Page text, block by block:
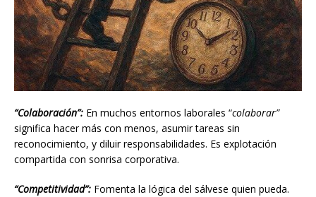
“Colaboración”: En muchos entornos laborales “colaborar”
significa hacer más con menos, asumir tareas sin
reconocimiento, y diluir responsabilidades. Es explotación
compartida con sonrisa corporativa.
“Competitividad”: Fomenta la lógica del sálvese quien pueda.